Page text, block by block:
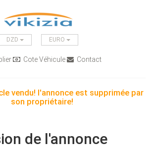
DZD EURO
Cote Véhicule Contact
vendu! l'annonce est supprimée par
son propriétaire!
de l'annonce